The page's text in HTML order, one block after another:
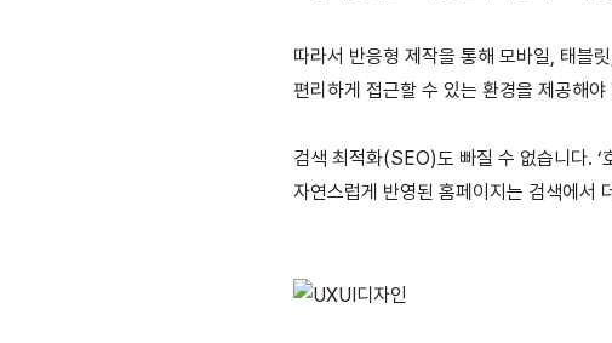
따라서 반응형 제작을 통해 모바일, 태블
편리하게 접근할 수 있는 환경을 제공해야
검색 최적화(SEO)도 빠질 수 없습니다. ‘
자연스럽게 반영된 홈페이지는 검색에서